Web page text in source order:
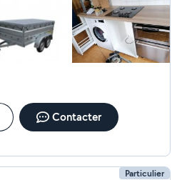
Contacter
Particulier